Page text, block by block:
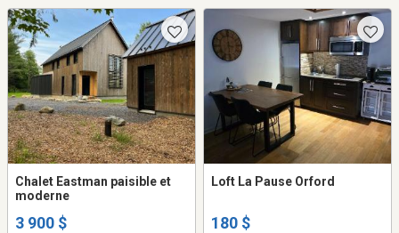
Chalet Eastman paisible et
moderne
3 900 $
Loft La Pause Orford
180 $